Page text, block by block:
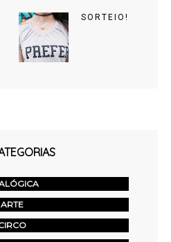
SORTEIO!
ARTE